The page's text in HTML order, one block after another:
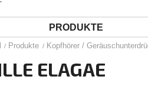
PRODUKTE
Produkte Kopfhörer /
ELAGAE